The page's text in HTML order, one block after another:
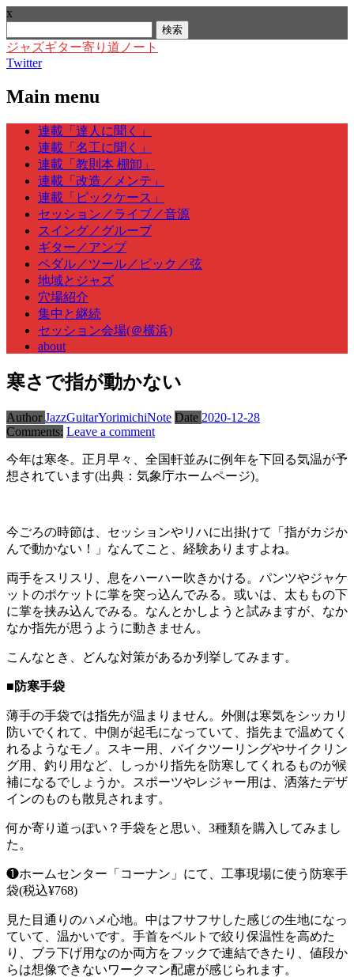
x
索:
ジャズギター寄り道ノート
Twitter
Main menu
Skip
content
連載「達人に聞く」
連載「名工に聞く」
連載「教則本 棚卸」
連載「改造／メンテ」
連載「ピックケース」
セッション／ライブ／音源
スイング／グルーブ
ギター／アンプ
ペダル／ツール／ピック／弦
地域とジャズ
穴場紹介
集中と継続
セッション会場(＠横浜)
about
寒さで指が動かない
Author JazzGuitarYorimichiNote Date 2020-12-28
Comments: Leave a comment
今年は寒冬。正月早々、全国軒並みに例年を下回る気温が予
想されています(出典：気象庁ホームページ)。
今ごろの時節は、セッションやリハに出掛けて「指がカジか
んで動かない！」なんてこと、経験ありますよね。
両手をスリスリ、息をハーハー吹きかける。パンツやジャケ
ットのポケットに掌を突っ込んでみる。或いは、太ももの下
に掌を挟み込んでみる。なんとかしようと試みますが、なか
なか指先が思うように動きません。
こんなとき、どんな対策があるか列挙してみます。
■防寒手袋
薄手の手袋では指先が温まりません。外側は寒気をシッカリ
防いでくれて、中側が起毛になっていて、指先まで温めてく
れるようなモノ。スキー用、バイクツーリングやサイクリン
グ用、釣り用など、しっかり指先を防寒してくれるものが候
補になるでしょうか。スポーツやレジャー用は、洒落たデザ
インのものも散見されます。
何か寄り道っぽい？手袋をと思い、3種類を購入してみまし
た。
❶ホームセンター「コーナン」にて、工事現場に使う防寒手
袋(税込¥768)
見た目通りのハメ心地。中はフサフサした感じの生地になっ
ていて、温かいです。手首をベルトで絞り保温性を高めた
り、ブラ下げ用なのか両方をフックで連結できたり、値段か
らは想像できないワークマン配慮が感じられます。